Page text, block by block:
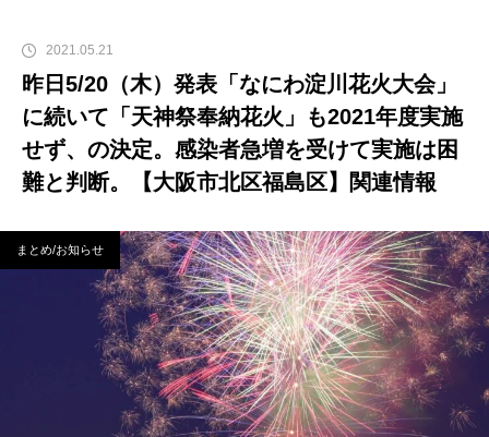
2021.05.21
昨日5/20（木）発表「なにわ淀川花火大会」
に続いて「天神祭奉納花火」も2021年度実施
せず、の決定。感染者急増を受けて実施は困
難と判断。【大阪市北区福島区】関連情報
まとめ/お知らせ